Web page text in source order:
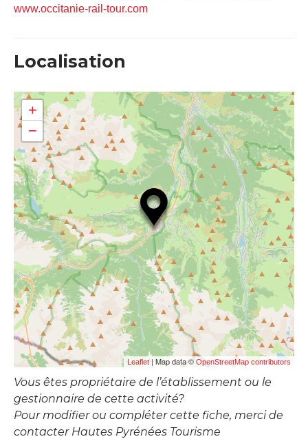
www.occitanie-rail-tour.com
Localisation
+
−
Leaflet| Map data ©OpenStreetMap contributors
Vous êtes propriétaire de l’établissement ou le
gestionnaire de cette activité?
Pour modifier ou compléter cette fiche, merci de
contacter Hautes Pyrénées Tourisme